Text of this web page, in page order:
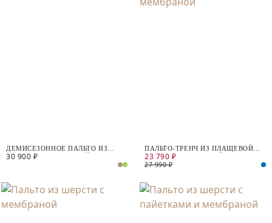
ДЕМИСЕЗОННОЕ ПАЛЬТО ИЗ
ШЕРСТИ С МЕМБРАНОЙ
30 900 ₽
ПАЛЬТО-ТРЕНЧ ИЗ ПЛАЩЕВОЙ
ТКАНИ С МЕМБРАНОЙ
23 790 ₽
27 990 ₽